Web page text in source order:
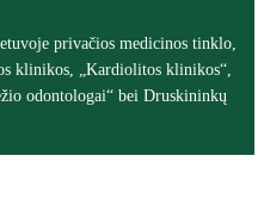
privačios medicinos tinklo,
klinikos, „Kardiolitos klinikos“,
odontologai“ bei Druskininkų